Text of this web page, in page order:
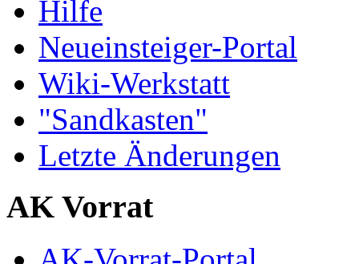
Hilfe
Neueinsteiger-Portal
Wiki-Werkstatt
"Sandkasten"
Letzte Änderungen
AK Vorrat